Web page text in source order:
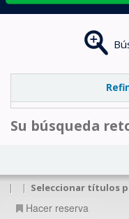
Su búsqueda
| | Seleccionar títulos
Hacer reserva